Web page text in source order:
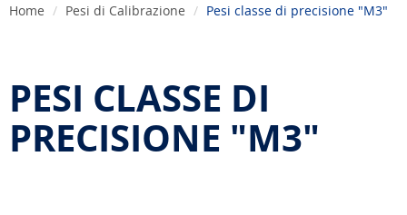
Home Pesi di Calibrazione Pesi classe di precisione "M3"
PESI CLASSE DI
PRECISIONE "M3"